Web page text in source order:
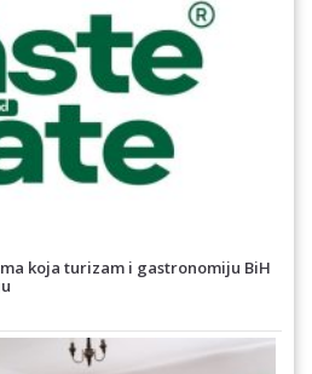
koja turizam i gastronomiju BiH